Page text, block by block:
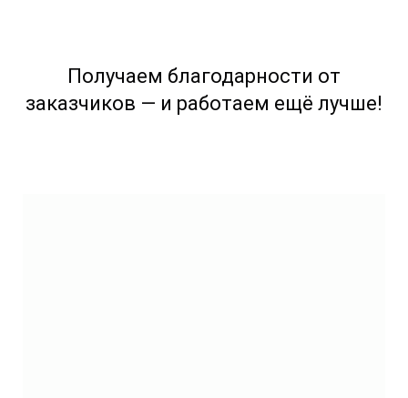
Получаем благодарности от
заказчиков — и работаем ещё лучше!